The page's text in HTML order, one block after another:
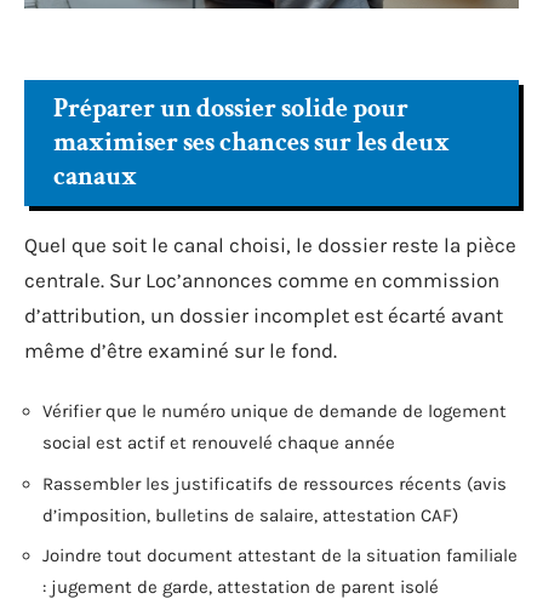
Préparer un dossier solide pour
maximiser ses chances sur les deux
canaux
Quel que soit le canal choisi, le dossier reste la pièce
centrale. Sur Loc’annonces comme en commission
d’attribution, un dossier incomplet est écarté avant
même d’être examiné sur le fond.
Vérifier que le numéro unique de demande de logement
social est actif et renouvelé chaque année
Rassembler les justificatifs de ressources récents (avis
d’imposition, bulletins de salaire, attestation CAF)
Joindre tout document attestant de la situation familiale
: jugement de garde, attestation de parent isolé